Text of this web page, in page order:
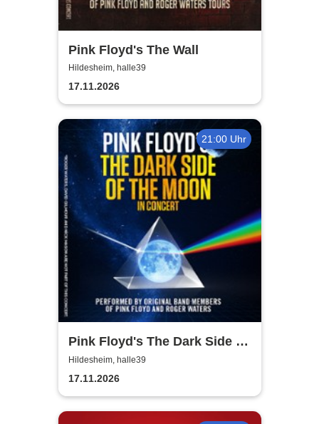
Pink Floyd's The Wall
Hildesheim, halle39
17.11.2026
21:00 Uhr
Pink Floyd's The Dark Side of
the Moon - In Concert
Hildesheim, halle39
17.11.2026